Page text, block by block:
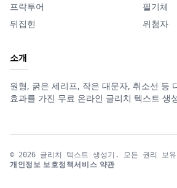
프락투어
필기체
뒤집힌
위첨자
소개
원형, 굵은 세리프, 작은 대문자, 취소선 등
효과를 가진 무료 온라인 글리치 텍스트 생
© 2026 글리치 텍스트 생성기. 모든 권리 보
개인정보 보호정책서비스 약관